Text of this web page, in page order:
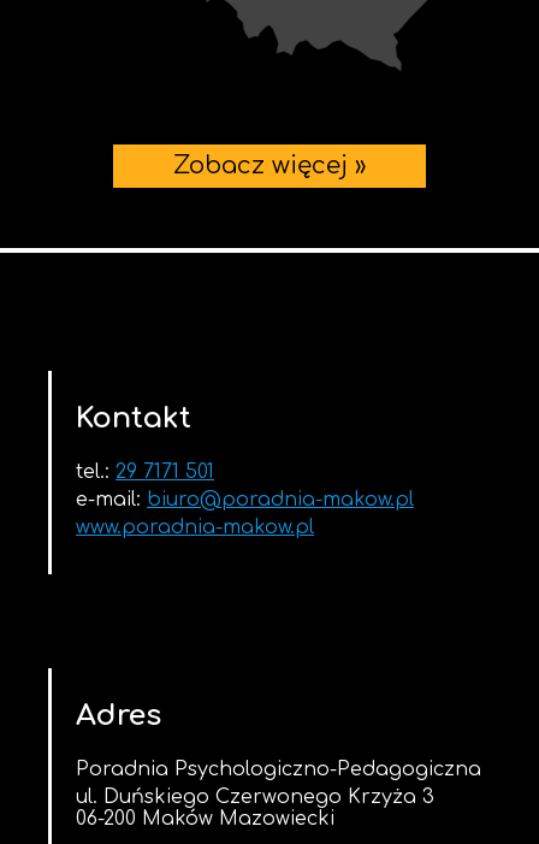
Zobacz więcej »
Kontakt
tel.: 29 7171 501
e-mail: biuro@poradnia-makow.pl
www.poradnia-makow.pl
Adres
Poradnia Psychologiczno-Pedagogiczna
ul. Duńskiego Czerwonego Krzyża 3
06-200 Maków Mazowiecki